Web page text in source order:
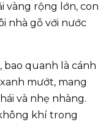
vàng rộng lớn, con
nhà gỗ với nước
bao quanh là cánh
mướt, mang
và nhẹ nhàng.
khí trong